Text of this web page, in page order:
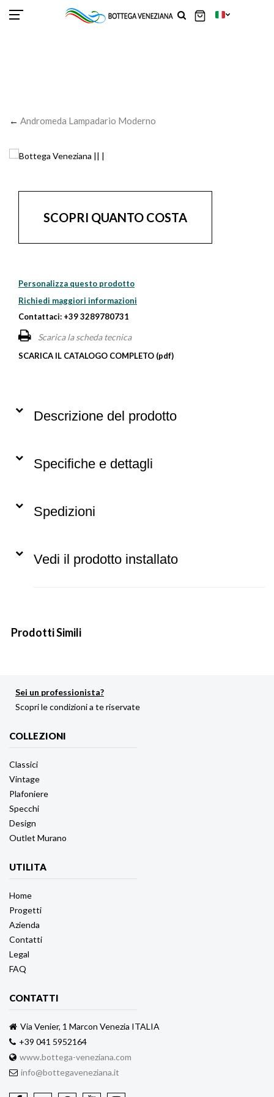
← Andromeda Lampadario Moderno
SCOPRI QUANTO COSTA
Personalizza questo prodotto
Richiedi maggiori informazioni
Contattaci: +39 3289780731
Scarica la scheda tecnica
SCARICA IL CATALOGO COMPLETO (pdf)
Descrizione del prodotto
Specifiche e dettagli
Spedizioni
Vedi il prodotto installato
Prodotti Simili
Sei un professionista?
Scopri le condizioni a te riservate
COLLEZIONI
Classici
Vintage
Plafoniere
Specchi
Design
Outlet Murano
UTILITA
Home
Progetti
Azienda
Contatti
Legal
FAQ
CONTATTI
Via Venier, 1 Marcon Venezia ITALIA
+39 041 5952164
www.bottega-veneziana.com
info@bottegaveneziana.it